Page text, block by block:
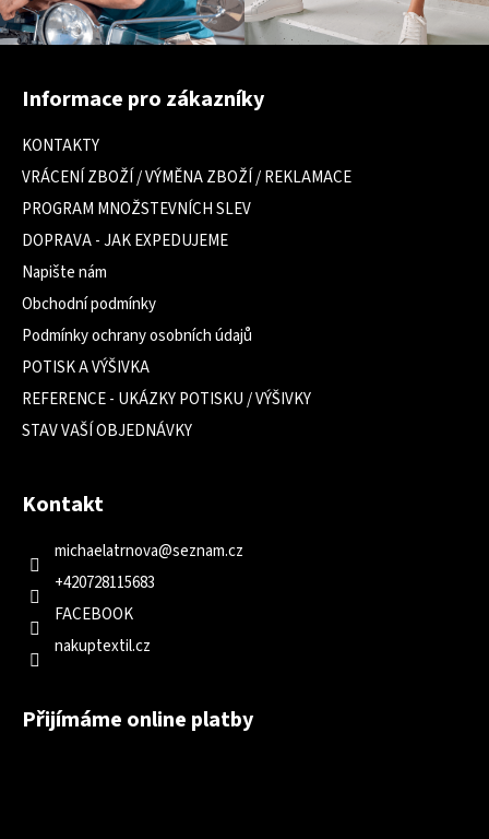
Z
Informace pro zákazníky
KONTAKTY
VRÁCENÍ ZBOŽÍ / VÝMĚNA ZBOŽÍ / REKLAMACE
PROGRAM MNOŽSTEVNÍCH SLEV
DOPRAVA - JAK EXPEDUJEME
Napište nám
Obchodní podmínky
Podmínky ochrany osobních údajů
POTISK A VÝŠIVKA
REFERENCE - UKÁZKY POTISKU / VÝŠIVKY
STAV VAŠÍ OBJEDNÁVKY
Kontakt
michaelatrnova@seznam.cz
+420728115683
FACEBOOK
nakuptextil.cz
Přijímáme online platby